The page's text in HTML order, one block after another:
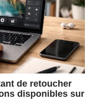
de retoucher
disponibles sur